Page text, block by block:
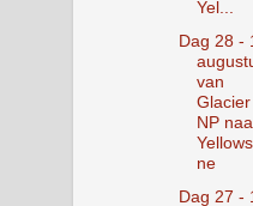
Yel...
Dag 28 -
van
Glacier
NP
ne
Dag 27 -